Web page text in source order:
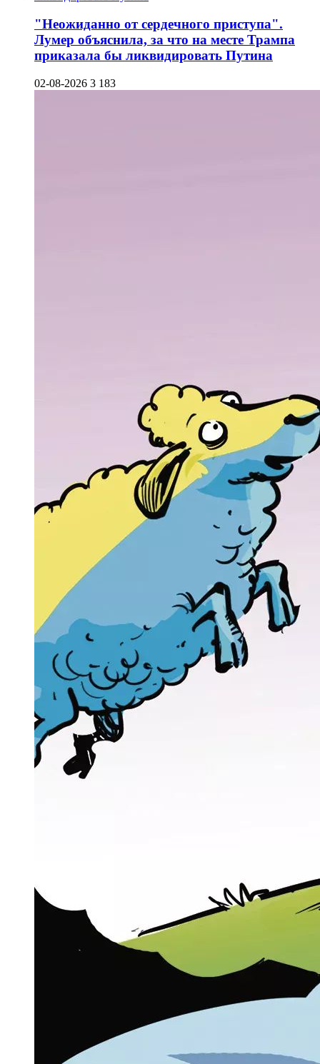
"Неожиданно от сердечного приступа".
Лумер объяснила, за что на месте Трампа
приказала бы ликвидировать Путина
02-08-2026 3 183